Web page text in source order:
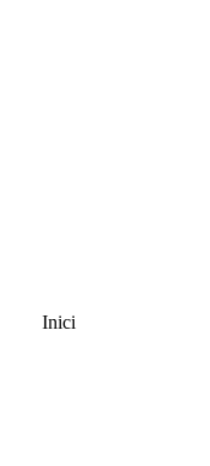
Inici